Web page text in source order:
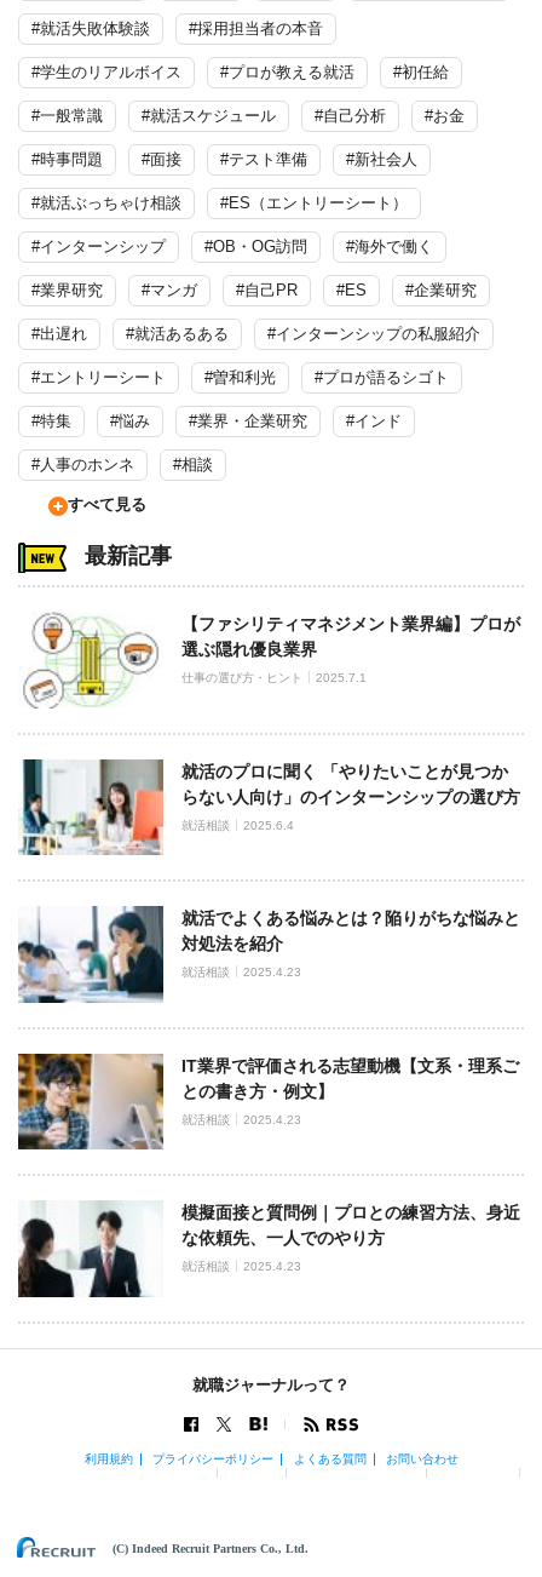
#就活失敗体験談 #採用担当者の本音
#学生のリアルボイス #プロが教える就活 #初任給
#一般常識 #就活スケジュール #自己分析 #お金
#時事問題 #面接 #テスト準備 #新社会人
#就活ぶっちゃけ相談 #ES（エントリーシート）
#インターンシップ #OB・OG訪問 #海外で働く
#業界研究 #マンガ #自己PR #ES #企業研究
#出遅れ #就活あるある #インターンシップの私服紹介
#エントリーシート #曽和利光 #プロが語るシゴト
#特集 #悩み #業界・企業研究 #インド
#人事のホンネ #相談
すべて見る
最新記事
【ファシリティマネジメント業界編】プロが
選ぶ隠れ優良業界
仕事の選び方・ヒント 2025.7.1
就活のプロに聞く 「やりたいことが見つか
らない人向け」のインターンシップの選び方
就活相談 2025.6.4
就活でよくある悩みとは？陥りがちな悩みと
対処法を紹介
就活相談 2025.4.23
IT業界で評価される志望動機【文系・理系ご
との書き方・例文】
就活相談 2025.4.23
模擬面接と質問例｜プロとの練習方法、身近
な依頼先、一人でのやり方
就活相談 2025.4.23
就職ジャーナルって？
利用規約 プライバシーポリシー よくある質問 お問い合わせ
(C) Indeed Recruit Partners Co., Ltd.